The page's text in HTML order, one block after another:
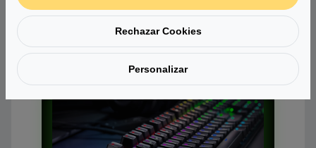
Rechazar Cookies
Personalizar